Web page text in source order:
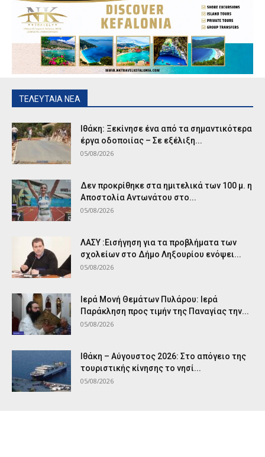
ΤΕΛΕΥΤΑΙΑ ΝΕΑ
Ιθάκη: Ξεκίνησε ένα από τα σημαντικότερα
έργα οδοποιίας – Σε εξέλιξη...
05/08/2026
Δεν προκρίθηκε στα ημιτελικά των 100 μ. η
Αποστολία Αντωνάτου στο...
05/08/2026
ΛΑΣΥ :Εισήγηση για τα προβλήματα των
σχολείων στο Δήμο Ληξουρίου ενόψει...
05/08/2026
Ιερά Μονή Θεμάτων Πυλάρου: Ιερά
Παράκληση προς τιμήν της Παναγίας την...
05/08/2026
Ιθάκη – Αύγουστος 2026: Στο απόγειο της
τουριστικής κίνησης το νησί...
05/08/2026